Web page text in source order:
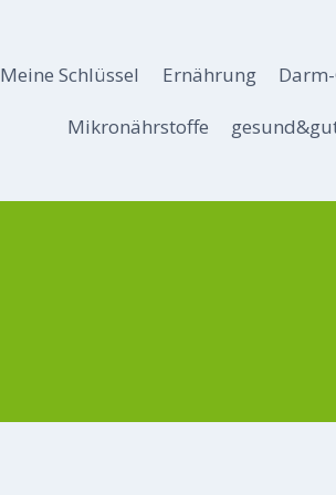
Meine Schlüssel Ernährung
Mikronährstoffe